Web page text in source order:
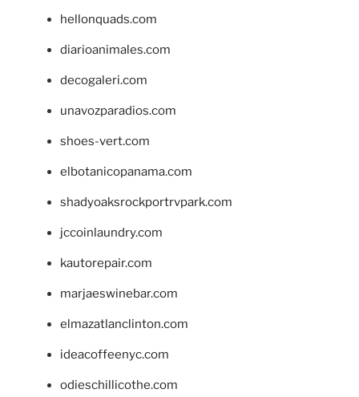
hellonquads.com
diarioanimales.com
decogaleri.com
unavozparadios.com
shoes-vert.com
elbotanicopanama.com
shadyoaksrockportrvpark.com
jccoinlaundry.com
kautorepair.com
marjaeswinebar.com
elmazatlanclinton.com
ideacoffeenyc.com
odieschillicothe.com